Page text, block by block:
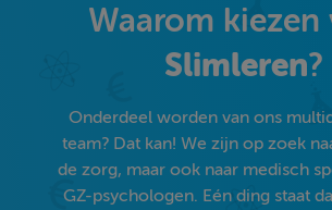
Waarom
Slimleren?
Onderdeel worden van ons
team? Dat kan! We zijn op zoek
de zorg, maar ook naar medisch
GZ-psychologen. Eén ding staat